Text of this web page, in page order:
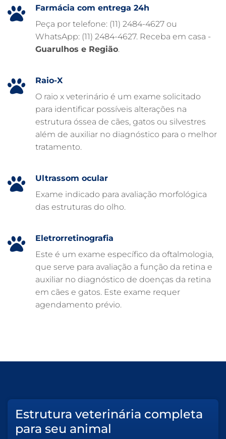
FISIOTERAPIA VETERINÁRIA
FARMÁCIA VETERINÁRIA 24H
EMERGÊNCIA VETERINÁRIA
EMERGÊNCIA PARA PETS
CUIDADOS INTENSIVOS EM ANIMAIS
CLÍNICA VETERINÁRIA ARCA
CLÍNICA VETERINÁRIA 24 HORAS
ATENDIMENTO VETERINÁRIO
Farmácia com entrega 24h
Peça por telefone: (11) 2484-4627 ou
WhatsApp: (11) 2484-4627. Receba em casa -
Guarulhos e Região.
Raio-X
O raio x veterinário é um exame solicitado
para identificar possíveis alterações na
estrutura óssea de cães, gatos ou silvestres
além de auxiliar no diagnóstico para o melhor
tratamento.
Ultrassom ocular
Exame indicado para avaliação morfológica
das estruturas do olho.
Eletrorretinografia
Este é um exame específico da oftalmologia,
que serve para avaliação a função da retina e
auxiliar no diagnóstico de doenças da retina
em cães e gatos. Este exame requer
agendamento prévio.
Estrutura veterinária completa
para seu animal